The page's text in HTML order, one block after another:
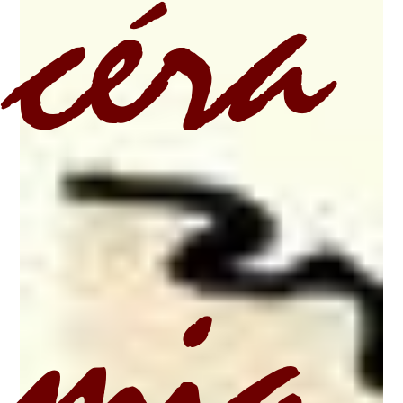
céra